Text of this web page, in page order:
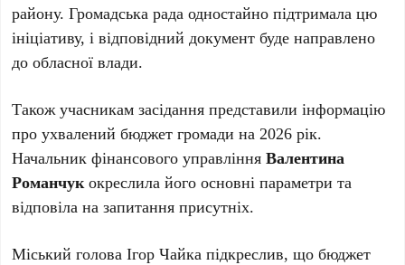
району. Громадська рада одностайно підтримала цю
ініціативу, і відповідний документ буде направлено
до обласної влади.
Також учасникам засідання представили інформацію
про ухвалений бюджет громади на 2026 рік.
Начальник фінансового управлінняВалентина
Романчукокреслила його основні параметри та
відповіла на запитання присутніх.
Міський голова Ігор Чайка підкреслив, що бюджет